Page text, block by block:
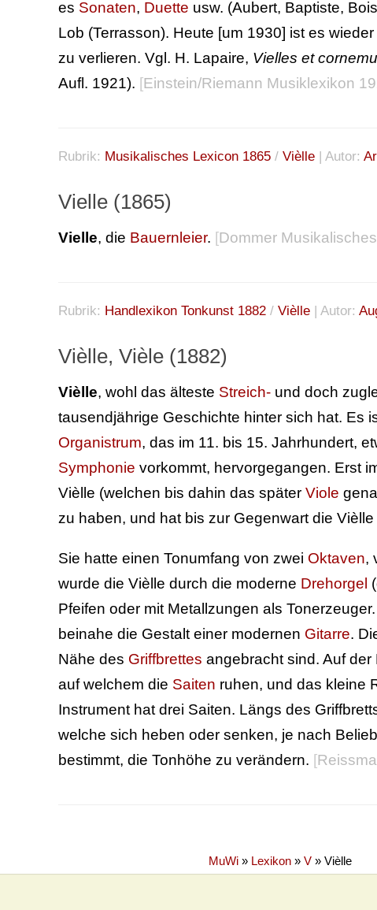
es Sonaten, Duette usw. (Aubert, Baptiste,
Lob (Terrasson). Heute [um 1930] ist es
zu verlieren. Vgl. H. Lapaire, Vielles et
Aufl. 1921). [Einstein/Riemann Musiklexikon
Rubrik: Musikalisches Lexicon 1865 / Vièlle | Autor:
Vielle (1865)
Vielle, die Bauernleier. [Dommer
Rubrik: Handlexikon Tonkunst 1882 / Vièlle | Autor:
Vièlle, Vièle (1882)
Vièlle, wohl das älteste Streich- und doch
tausendjährige Geschichte hinter sich hat. Es
Organistrum, das im 11. bis 15. Jahrhundert,
Symphonie vorkommt, hervorgegangen. Erst
Vièlle (welchen bis dahin das später Viole
zu haben, und hat bis zur Gegenwart die
Sie hatte einen Tonumfang von zwei Oktaven,
wurde die Vièlle durch die moderne Drehorgel
Pfeifen oder mit Metallzungen als
beinahe die Gestalt einer modernen Gitarre.
Nähe des Griffbrettes angebracht sind. Auf
auf welchem die Saiten ruhen, und das kleine
Instrument hat drei Saiten. Längs des
welche sich heben oder senken, je nach
bestimmt, die Tonhöhe zu verändern. [
MuWi » Lexikon » V » Vièlle